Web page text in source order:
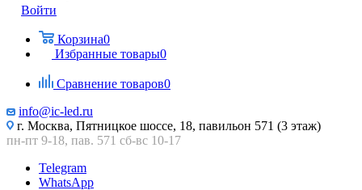
Войти
Корзина0
Избранные товары0
Сравнение товаров0
info@ic-led.ru
г. Москва, Пятницкое шоссе, 18, павильон 571 (3 этаж)
пн-пт 9-18, пав. 571 сб-вс 10-17
Telegram
WhatsApp